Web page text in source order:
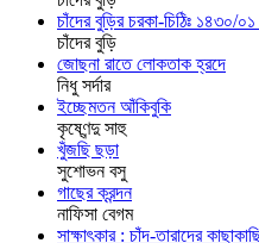
চাঁদের বুড়ির চরকা-চিঠিঃ
চাঁদের বুড়ি
জোছনা রাতে লোকতাক হ্রদে
নিধু সর্দার
ইচ্ছেমতন আঁকিবুকি
কৃষ্ণেন্দু সাহু
খুঁজছি ছড়া
সুশোভন বসু
গাছের ক্রন্দন
নাফিসা বেগম
সাক্ষাৎকার : চাঁদ-তারাদের